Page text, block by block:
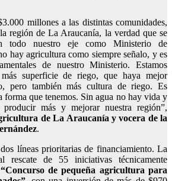
millones a las distintas comunidades,
región de La Araucanía, la verdad que se
todo nuestro eje como Ministerio de
hay agricultura como siempre señalo, y es
de nuestro Ministerio. Estamos
superficie de riego, que haya mejor
pero también más cultura de riego. Es
forma que tenemos. Sin agua no hay vida y
más y mejorar nuestra región”,
de La Araucanía y vocera de la
.
líneas prioritarias de financiamiento. La
rescate de 55 iniciativas técnicamente
“Concurso de pequeña agricultura para